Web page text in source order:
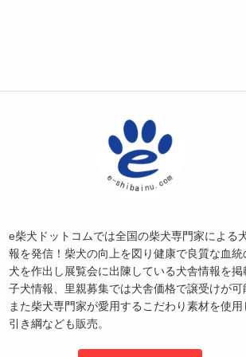
e柴犬ドットコムでは全国の柴犬専門家による
報を発信！柴犬の向上を図り健康で良質な血統
犬を作出し展覧会に出陳している犬舎情報を掲
子犬情報、里親募集では犬舎価格で譲受けが可
また柴犬専門家が愛用するこだわり素材を使用
引き綱なども販売。